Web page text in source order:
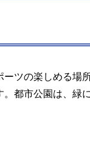
ツの楽しめる場
都市公園は、緑